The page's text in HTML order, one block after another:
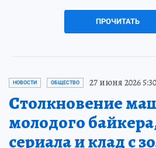
ПРОЧИТАТЬ
НОВОСТИ ОБЩЕСТВО 27 июня 2026 5:30
Столкновение
молодого
сериала и клад с